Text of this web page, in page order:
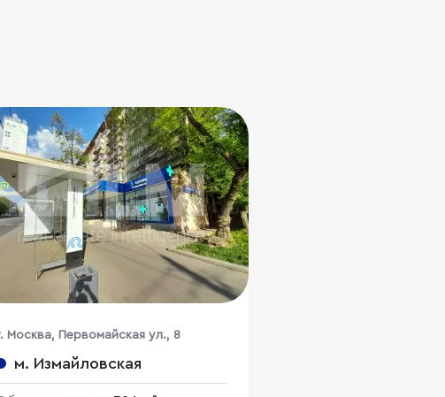
Москва, Первомайская ул., 8
м. Измайловская